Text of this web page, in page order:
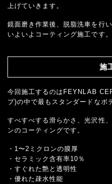
上げていきます。
鏡面磨き作業後、脱脂洗車を行
いよいよコーティング施工です。
施
今回施工するのはFEYNLAB
プ)の中で最もスタンダードなボ
すべすべする滑らかさ、光沢性
ンのコーティングです。
・1〜2ミクロンの膜厚
・セラミック含有率10％
・すぐれた艶と透明性
・優れた疎水性能